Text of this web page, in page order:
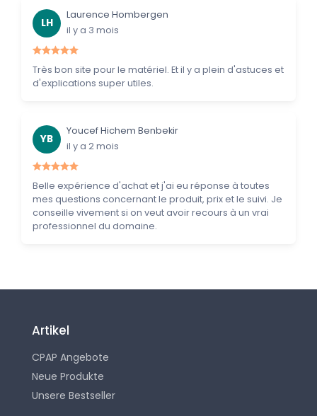
LH
Laurence Hombergen
il y a 3 mois
Très bon site pour le matériel. Et il y a plein d'astuces et
d'explications super utiles.
YB
Youcef Hichem Benbekir
il y a 2 mois
Belle expérience d'achat et j'ai eu réponse à toutes
mes questions concernant le produit, prix et le suivi. Je
conseille vivement si on veut avoir recours à un vrai
professionnel du domaine.
Artikel
CPAP Angebote
Neue Produkte
Unsere Bestseller